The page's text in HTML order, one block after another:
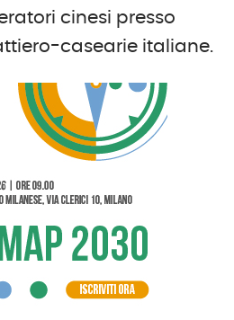
cinesi presso
casearie italiane.